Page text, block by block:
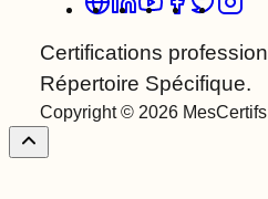
Certifications
Répertoire Spécifique.
Copyright © 2026